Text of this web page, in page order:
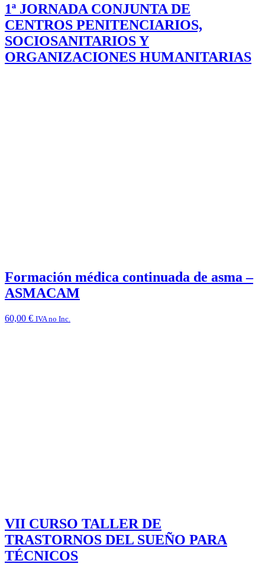
1ª JORNADA CONJUNTA DE
CENTROS PENITENCIARIOS,
SOCIOSANITARIOS Y
ORGANIZACIONES HUMANITARIAS
Formación médica continuada de asma –
ASMACAM
60,00 € IVA no Inc.
VII CURSO TALLER DE
TRASTORNOS DEL SUEÑO PARA
TÉCNICOS